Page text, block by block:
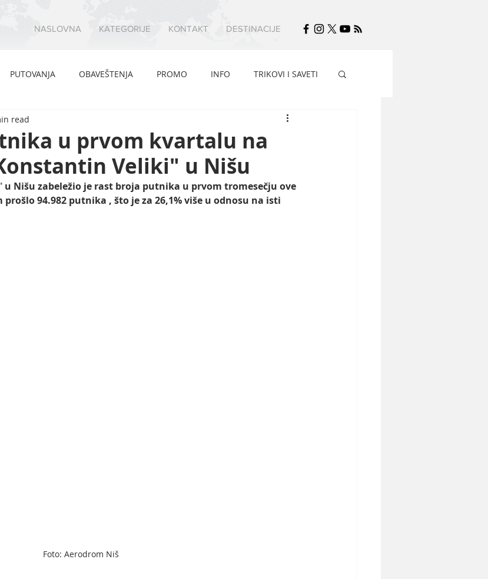
NASLOVNA KATEGORIJE KONTAKT DESTINACIJE
PUTOVANJA OBAVEŠTENJA PROMO INFO TRIKOVI I SAVETI
u prvom kvartalu na
Veliki" u Nišu
read
" u Nišu zabeležio je rast broja putnika u prvom tromesečju ove
94.982 putnika , što je za 26,1% više u odnosu na isti
Foto: Aerodrom Niš